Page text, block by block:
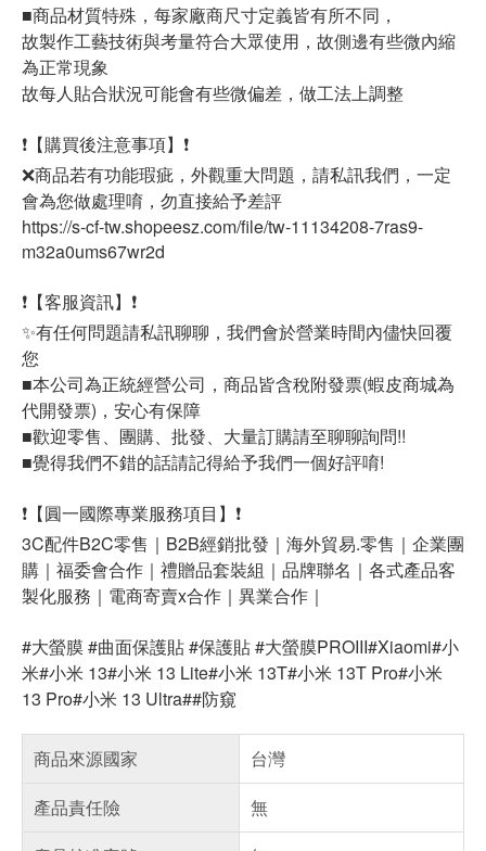
■商品材質特殊，每家廠商尺寸定義皆有所不同，
故製作工藝技術與考量符合大眾使用，故側邊有些微內縮
為正常現象
故每人貼合狀況可能會有些微偏差，做工法上調整
❗【購買後注意事項】❗
❌商品若有功能瑕疵，外觀重大問題，請私訊我們，一定
會為您做處理唷，勿直接給予差評
https://s-cf-tw.shopeesz.com/file/tw-11134208-7ras9-
m32a0ums67wr2d
❗【客服資訊】❗
✨有任何問題請私訊聊聊，我們會於營業時間內儘快回覆
您
■本公司為正統經營公司，商品皆含稅附發票(蝦皮商城為
代開發票)，安心有保障
■歡迎零售、團購、批發、大量訂購請至聊聊詢問!!
■覺得我們不錯的話請記得給予我們一個好評唷!
❗【圓一國際專業服務項目】❗
3C配件B2C零售｜B2B經銷批發｜海外貿易.零售｜企業團
購｜福委會合作｜禮贈品套裝組｜品牌聯名｜各式產品客
製化服務｜電商寄賣x合作｜異業合作｜
#大螢膜 #曲面保護貼 #保護貼 #大螢膜PROIII#Xiaomi#小
米#小米 13#小米 13 Lite#小米 13T#小米 13T Pro#小米
13 Pro#小米 13 Ultra##防窺
商品來源國家
台灣
產品責任險
無